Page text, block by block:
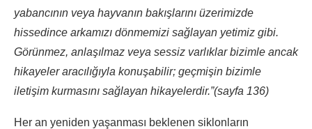
yabancının veya hayvanın bakışlarını üzerimizde
hissedince arkamızı dönmemizi sağlayan yetimiz gibi.
Görünmez, anlaşılmaz veya sessiz varlıklar bizimle ancak
hikayeler aracılığıyla konuşabilir; geçmişin bizimle
iletişim kurmasını sağlayan hikayelerdir.”(sayfa 136)
Her an yeniden yaşanması beklenen siklonların